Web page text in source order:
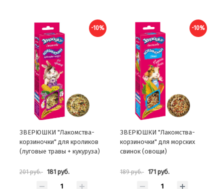
-10%
ЗВЕРЮШКИ "Лакомства-
корзиночки" для кроликов
(луговые травы + кукуруза)
201 руб. 181 руб.
-10%
ЗВЕРЮШКИ "Лакомства-
корзиночки" для морских
свинок (овощи)
189 руб. 171 руб.